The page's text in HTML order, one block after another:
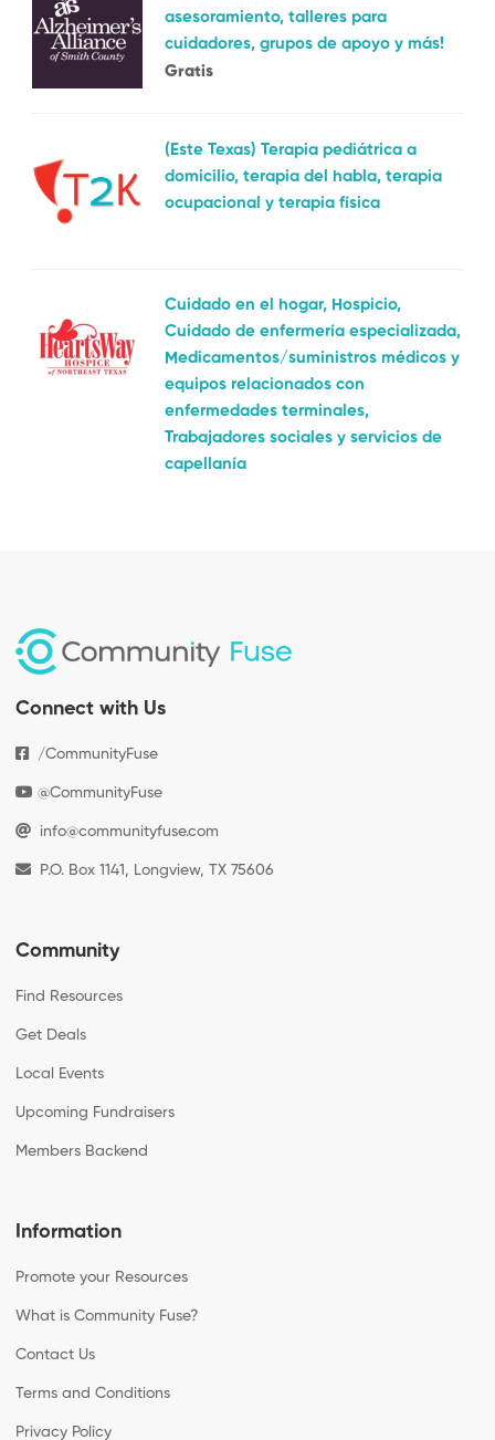
asesoramiento, talleres para
cuidadores, grupos de apoyo y más!
Gratis
(Este Texas) Terapia pediátrica a
domicilio, terapia del habla, terapia
ocupacional y terapia física
Cuidado en el hogar, Hospicio,
Cuidado de enfermería especializada,
Medicamentos/suministros médicos y
equipos relacionados con
enfermedades terminales,
Trabajadores sociales y servicios de
capellanía
Connect with Us
/CommunityFuse
@CommunityFuse
info@communityfuse.com
P.O. Box 1141, Longview, TX 75606
Community
Find Resources
Get Deals
Local Events
Upcoming Fundraisers
Members Backend
Information
Promote your Resources
What is Community Fuse?
Contact Us
Terms and Conditions
Privacy Policy